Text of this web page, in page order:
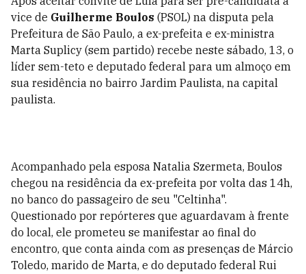
vice de Guilherme Boulos (PSOL) na disputa pela
Prefeitura de São Paulo, a ex-prefeita e ex-ministra
Marta Suplicy (sem partido) recebe neste sábado, 13, o
líder sem-teto e deputado federal para um almoço em
sua residência no bairro Jardim Paulista, na capital
paulista.
Acompanhado pela esposa Natalia Szermeta, Boulos
chegou na residência da ex-prefeita por volta das 14h,
no banco do passageiro de seu "Celtinha".
Questionado por repórteres que aguardavam à frente
do local, ele prometeu se manifestar ao final do
encontro, que conta ainda com as presenças de Márcio
Toledo, marido de Marta, e do deputado federal Rui